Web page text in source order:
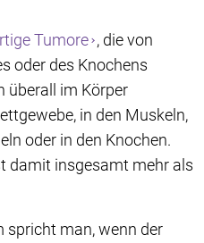
Tumore , die von
oder des Knochens
überall im Körper
in den Muskeln,
oder in den Knochen.
damit insgesamt mehr als
spricht man, wenn der